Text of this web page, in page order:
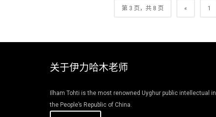
第 3 页，共 8 页 « 1
关于伊力哈木老师
Ilham Tohti is the most renowned Uyghur public intellectual in
the People’s Republic of China.